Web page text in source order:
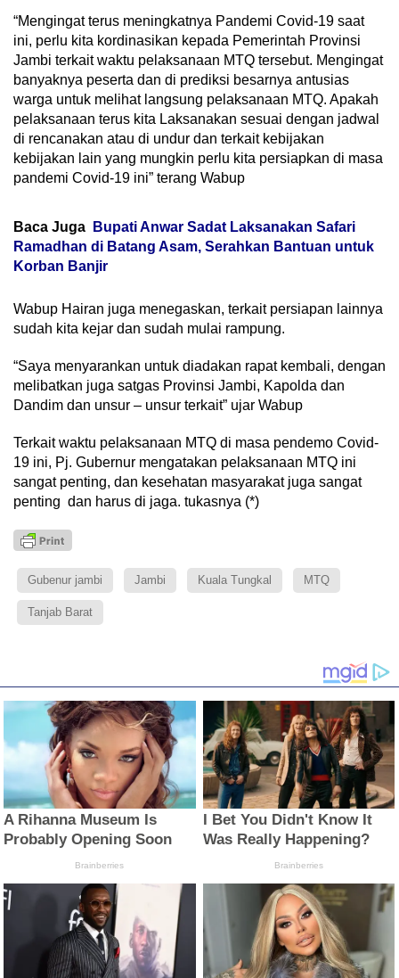
“Mengingat terus meningkatnya Pandemi Covid-19 saat
ini, perlu kita kordinasikan kepada Pemerintah Provinsi
Jambi terkait waktu pelaksanaan MTQ tersebut. Mengingat
banyaknya peserta dan di prediksi besarnya antusias
warga untuk melihat langsung pelaksanaan MTQ. Apakah
pelaksanaan terus kita Laksanakan sesuai dengan jadwal
di rencanakan atau di undur dan terkait kebijakan
kebijakan lain yang mungkin perlu kita persiapkan di masa
pandemi Covid-19 ini” terang Wabup
Baca Juga
Bupati Anwar Sadat Laksanakan Safari
Ramadhan di Batang Asam, Serahkan Bantuan untuk
Korban Banjir
Wabup Hairan juga menegaskan, terkait persiapan lainnya
sudah kita kejar dan sudah mulai rampung.
“Saya menyarankan untuk diadakan rapat kembali, dengan
melibatkan juga satgas Provinsi Jambi, Kapolda dan
Dandim dan unsur – unsur terkait” ujar Wabup
Terkait waktu pelaksanaan MTQ di masa pendemo Covid-
19 ini, Pj. Gubernur mengatakan pelaksanaan MTQ ini
sangat penting, dan kesehatan masyarakat juga sangat
penting dan harus di jaga. tukasnya (*)
Gubenur jambi Jambi Kuala Tungkal MTQ
Tanjab Barat